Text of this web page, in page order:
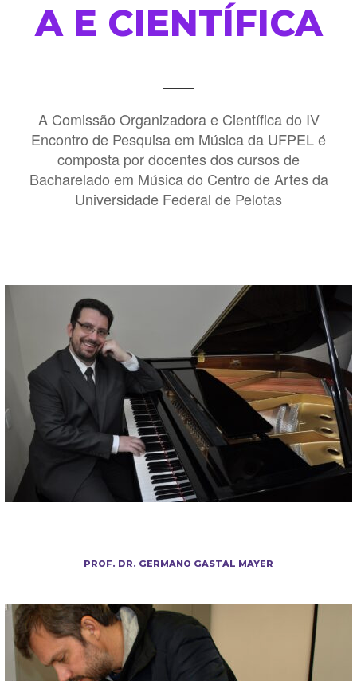
A E CIENTÍFICA
A Comissão Organizadora e Científica do IV
Encontro de Pesquisa em Música da UFPEL é
composta por docentes dos cursos de
Bacharelado em Música do Centro de Artes da
Universidade Federal de Pelotas
PROF. DR. GERMANO GASTAL MAYER